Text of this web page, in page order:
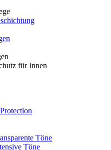
für Innen
Töne
Töne